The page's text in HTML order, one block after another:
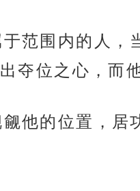
于范围内的人
夺位之心，而
他的位置，居